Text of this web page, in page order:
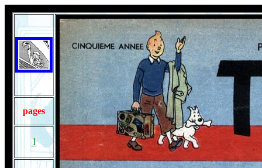
pages
1